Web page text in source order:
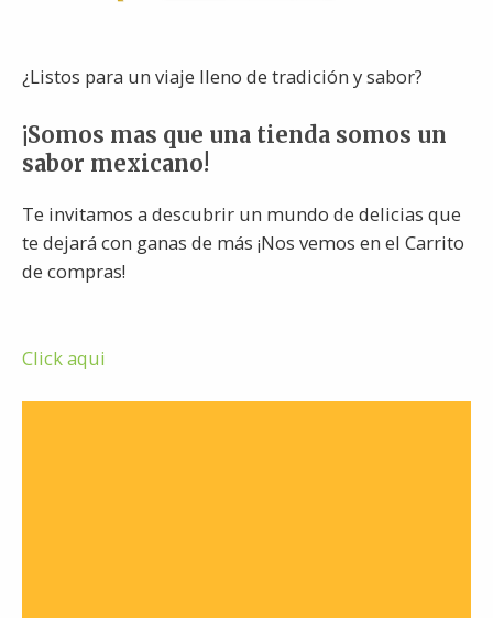
¿Listos para un viaje lleno de tradición y sabor?
¡Somos mas que una tienda somos un
sabor mexicano!
Te invitamos a descubrir un mundo de delicias que
te dejará con ganas de más ¡Nos vemos en el Carrito
de compras!
Click aqui